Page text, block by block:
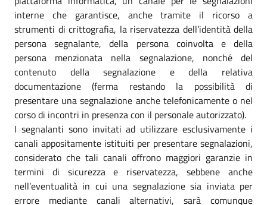
interne che garantisce, anche tramite il ricorso a
strumenti di crittografia, la riservatezza dell’identità della
persona segnalante, della persona coinvolta e della
persona menzionata nella segnalazione, nonché del
contenuto della segnalazione e della relativa
documentazione (ferma restando la possibilità di
presentare una segnalazione anche telefonicamente o nel
corso di incontri in presenza con il personale autorizzato).
I segnalanti sono invitati ad utilizzare esclusivamente i
canali appositamente istituiti per presentare segnalazioni,
considerato che tali canali offrono maggiori garanzie in
termini di sicurezza e riservatezza, sebbene anche
nell’eventualità in cui una segnalazione sia inviata per
errore mediante canali alternativi, sarà comunque